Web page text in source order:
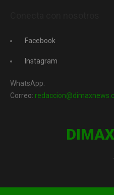
Facebook
Instagram
WhatsApp:
Correo:
DIMAX